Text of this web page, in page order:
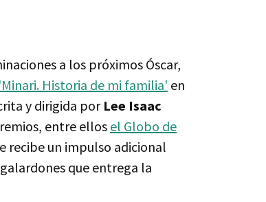
a los próximos Óscar,
'Minari. Historia de mi familia' en
y dirigida porLee Isaac
entre ellosel Globo de
recibe un impulso adicional
que entrega la